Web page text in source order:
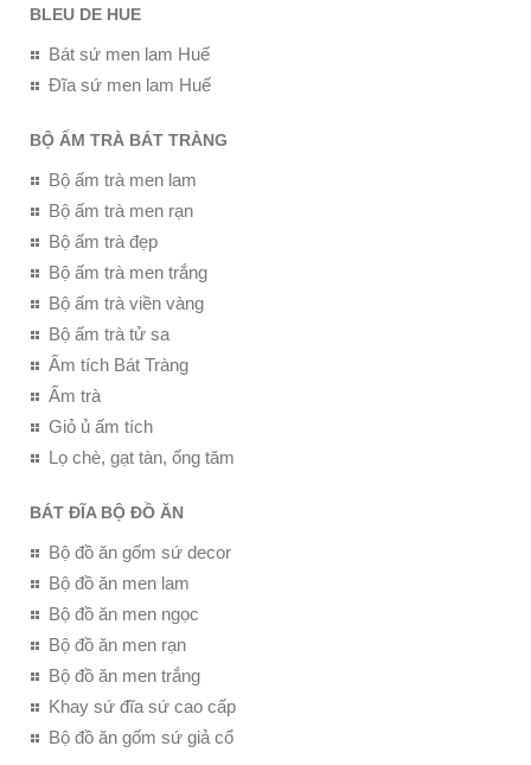
BLEU DE HUE
Bát sứ men lam Huế
Đĩa sứ men lam Huế
BỘ ẤM TRÀ BÁT TRÀNG
Bộ ấm trà men lam
Bộ ấm trà men rạn
Bộ ấm trà đẹp
Bộ ấm trà men trắng
Bộ ấm trà viền vàng
Bộ ấm trà tử sa
Ấm tích Bát Tràng
Ấm trà
Giỏ ủ ấm tích
Lọ chè, gạt tàn, ống tăm
BÁT ĐĨA BỘ ĐỒ ĂN
Bộ đồ ăn gốm sứ decor
Bộ đồ ăn men lam
Bộ đồ ăn men ngọc
Bộ đồ ăn men rạn
Bộ đồ ăn men trắng
Khay sứ đĩa sứ cao cấp
Bộ đồ ăn gốm sứ giả cổ